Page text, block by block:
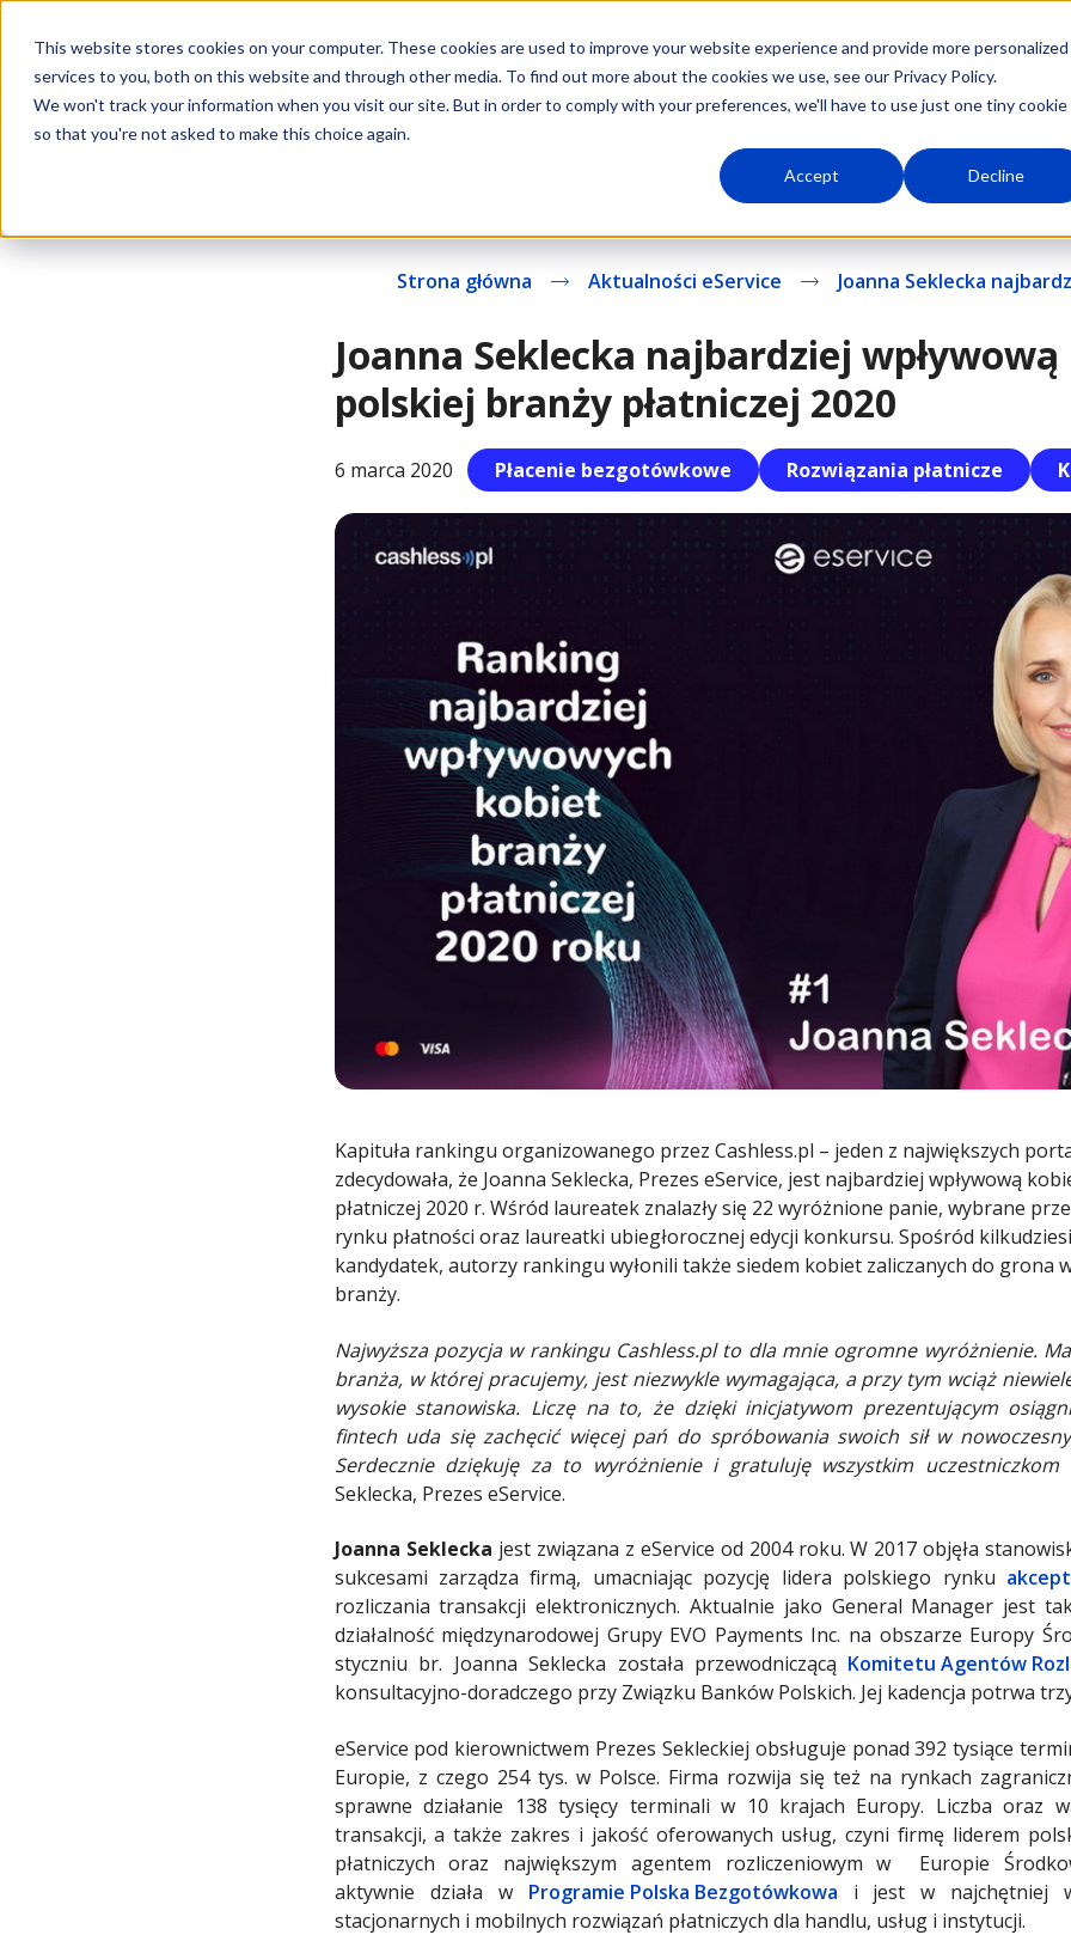
This website stores cookies on your computer. These cookies are used to improve your website experience and provide more personalized
services to you, both on this website and through other media. To find out more about the cookies we use, see our Privacy Policy.
We won't track your information when you visit our site. But in order to comply with your preferences, we'll have to use just one tiny cookie
so that you're not asked to make this choice again.
Accept Decline
Darmowy terminal
Porady dla przedsiębiorców
Strona główna Aktualności eService Joanna Seklecka
Joanna Seklecka najbardziej
polskiej branży płatniczej 2020
6 marca 2020 Płacenie bezgotówkowe Rozwiązania płatnicze
Kapituła rankingu organizowanego przez Cashless.pl – jeden z największych
zdecydowała, że Joanna Seklecka, Prezes eService, jest najbardziej wpływową
płatniczej 2020 r. Wśród laureatek znalazły się 22 wyróżnione panie, wybrane
rynku płatności oraz laureatki ubiegłorocznej edycji konkursu. Spośród
kandydatek, autorzy rankingu wyłonili także siedem kobiet zaliczanych do grona
branży.
Najwyższa pozycja w rankingu Cashless.pl to dla mnie ogromne wyróżnienie.
branża, w której pracujemy, jest niezwykle wymagająca, a przy tym wciąż
wysokie stanowiska. Liczę na to, że dzięki inicjatywom prezentującym
fintech uda się zachęcić więcej pań do spróbowania swoich sił w
Serdecznie dziękuję za to wyróżnienie i gratuluję wszystkim
Seklecka, Prezes eService.
Joanna Seklecka jest związana z eService od 2004 roku. W 2017 objęła
sukcesami zarządza firmą, umacniając pozycję lidera polskiego rynku
rozliczania transakcji elektronicznych. Aktualnie jako General Manager jest
działalność międzynarodowej Grupy EVO Payments Inc. na obszarze Europy
styczniu br. Joanna Seklecka została przewodniczącą Komitetu Agentów
konsultacyjno-doradczego przy Związku Banków Polskich. Jej kadencja potrwa
eService pod kierownictwem Prezes Sekleckiej obsługuje ponad 392 tysiące
Europie, z czego 254 tys. w Polsce. Firma rozwija się też na rynkach
sprawne działanie 138 tysięcy terminali w 10 krajach Europy. Liczba oraz
transakcji, a także zakres i jakość oferowanych usług, czyni firmę liderem
płatniczych oraz największym agentem rozliczeniowym w Europie
aktywnie działa w Programie Polska Bezgotówkowa i jest w najchętniej
stacjonarnych i mobilnych rozwiązań płatniczych dla handlu, usług i instytucji.